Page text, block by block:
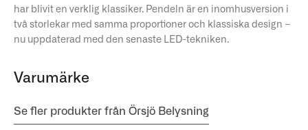
har blivit en verklig klassiker. Pendeln är en inomhusversion i
två storlekar med samma proportioner och klassiska design –
nu uppdaterad med den senaste LED-tekniken.
Varumärke
Se fler produkter från Örsjö Belysning